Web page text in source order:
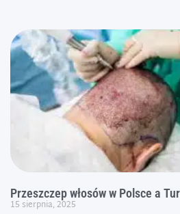
Przeszczep włosów w Polsce a
15 sierpnia, 2025